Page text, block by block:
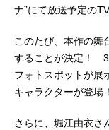
ナ”にて放送予定の
このたび、本作の舞
することが決定！ 3
フォトスポットが展
キャラクターが登場！
さらに、堀江由衣さ